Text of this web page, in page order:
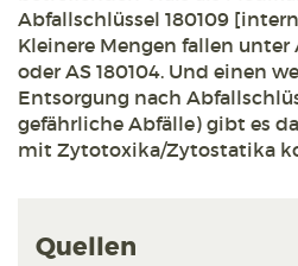
Abfallschlüssel 180109
Kleinere Mengen fallen unter
oder AS 180104. Und einen
Entsorgung nach
gefährliche Abfälle) gibt es
mit Zytotoxika/Zytostatika
Quellen